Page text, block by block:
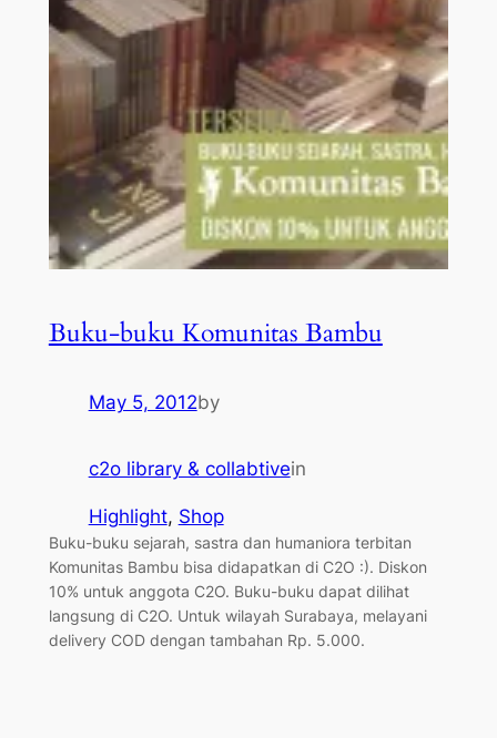
Buku-buku Komunitas Bambu
May 5, 2012by
c2o library & collabtivein
Highlight, Shop
Buku-buku sejarah, sastra dan humaniora terbitan
Komunitas Bambu bisa didapatkan di C2O :). Diskon
10% untuk anggota C2O. Buku-buku dapat dilihat
langsung di C2O. Untuk wilayah Surabaya, melayani
delivery COD dengan tambahan Rp. 5.000.